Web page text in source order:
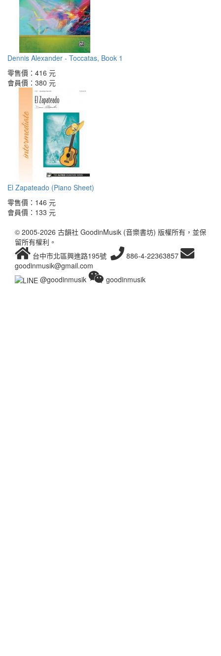
Dennis Alexander - Toccatas, Book 1
零售價： 416 元
會員價： 380 元
El Zapateado (Piano Sheet)
零售價： 146 元
會員價： 133 元
© 2005-2026 古韻社 GoodinMusik (音樂書坊) 版權所有，並保
留所有權利。
台中市北區興進路195號
886-4-22363857
goodinmusik@gmail.com
@goodinmusik
goodinmusik